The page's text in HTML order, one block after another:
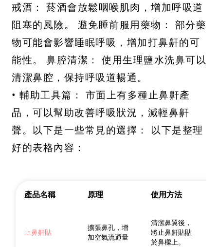
戒酒： 菸酒會放鬆咽喉肌肉，增加呼吸道
阻塞的風險。 避免睡前服用藥物： 部分藥
物可能會影響睡眠呼吸，增加打鼻鼾的可
能性。 鼻腔清潔： 使用生理鹽水洗鼻可以
清潔鼻腔，保持呼吸道暢通。
• 輔助工具篇： 市面上有多種止鼻鼾產
品，可以幫助改善呼吸狀況，減輕鼻鼾
聲。以下是一些常見的選擇： 以下是整理
好的表格內容：
產品名稱 原理 使用方法
止鼻鼾貼
擴張鼻孔，增
加空氣流通量
清潔鼻翼後，
將止鼻鼾貼貼
於鼻樑上。